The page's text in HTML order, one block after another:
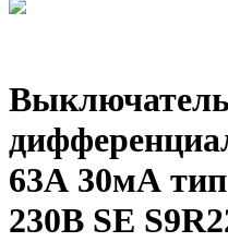
63А 30мА тип
230В SE